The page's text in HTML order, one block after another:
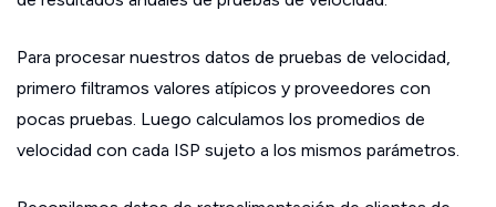
Para procesar nuestros datos de pruebas de velocidad,
primero filtramos valores atípicos y proveedores con
pocas pruebas. Luego calculamos los promedios de
velocidad con cada ISP sujeto a los mismos parámetros.